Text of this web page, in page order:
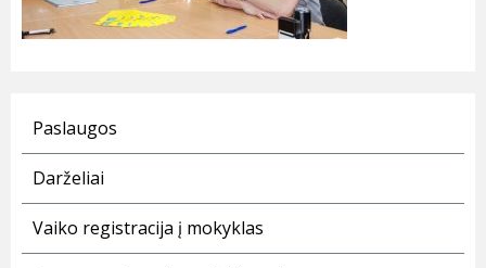
Paslaugos
Darželiai
Vaiko registracija į mokyklas